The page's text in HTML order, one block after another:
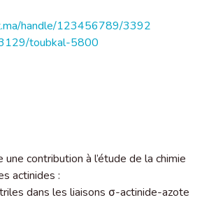
handle/123456789/3392
toubkal-5800
contribution à l’étude de la chimie
actinides :
dans les liaisons σ-actinide-azote